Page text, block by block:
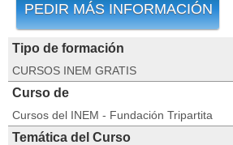
PEDIR MÁS INFORMACIÓN
Tipo de formación
CURSOS INEM GRATIS
Curso de
Cursos del INEM - Fundación Tripartita
Temática del Curso